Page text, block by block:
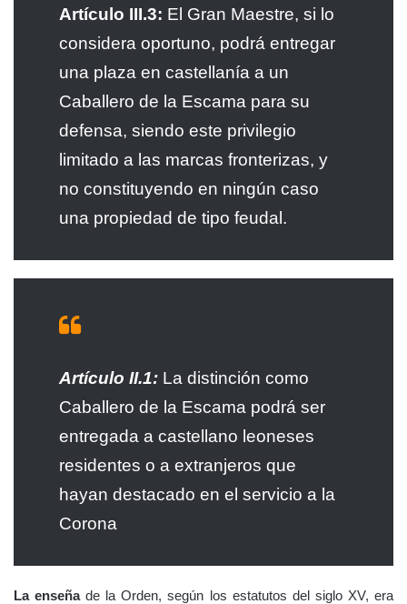
Artículo III.3: El Gran Maestre, si lo
considera oportuno, podrá entregar
una plaza en castellanía a un
Caballero de la Escama para su
defensa, siendo este privilegio
limitado a las marcas fronterizas, y
no constituyendo en ningún caso
una propiedad de tipo feudal.
Artículo II.1: La distinción como
Caballero de la Escama podrá ser
entregada a castellano leoneses
residentes o a extranjeros que
hayan destacado en el servicio a la
Corona
La enseñade la Orden, según los estatutos del siglo XV, era